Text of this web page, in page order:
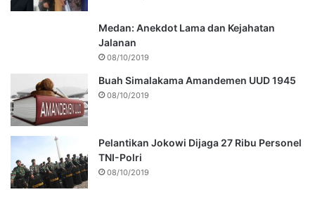
Medan: Anekdot Lama dan Kejahatan
Jalanan
08/10/2019
Buah Simalakama Amandemen UUD 1945
08/10/2019
Pelantikan Jokowi Dijaga 27 Ribu Personel
TNI-Polri
08/10/2019